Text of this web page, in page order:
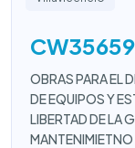
OBRAS PARA EL
DE EQUIPOS Y
LIBERTAD DE LA